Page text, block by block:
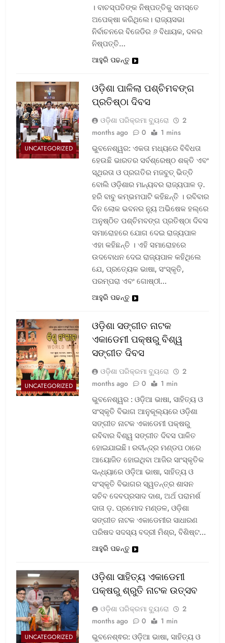
। ବାଚସ୍ପତିଙ୍କ ନିଷ୍ପତ୍ତିକୁ ସମସ୍ତେ
ଅପେକ୍ଷା କରିଥିଲେ। ରାଜ୍ୟସଭା
ନିର୍ବାଚନରେ ବିଜେଡିର ୬ ବିଧାୟକ, ଦଳର
ନିଷ୍ପତ୍ତି…
ଆହୁରି ପଢନ୍ତୁ
UNCATEGORIZED
ଓଡ଼ିଶା ପାଳିଲା ପଶ୍ଚିମବଙ୍ଗ
ପ୍ରତିଷ୍ଠା ଦିବସ
ଓଡ଼ିଶା ପରିକ୍ରମା ବ୍ୟୁରୋ
2
months ago
0 1 mins
ଭୁବନେଶ୍ୱର: ଏକତା ମଧ୍ୟରେ ବିବିଧତା
ହେଉଛି ଭାରତର ସର୍ବଶ୍ରେଷ୍ଠ ଶକ୍ତି ଏବଂ
ସ୍ଥିରତା ଓ ପ୍ରଗତିର ମଜବୁତ୍ ଭିତ୍ତି
ବୋଲି ଓଡ଼ିଶାର ମାନ୍ୟବର ରାଜ୍ୟପାଳ ଡ଼.
ହରି ବାବୁ କମ୍ଭମପାଟି କହିଛନ୍ତି । ରବିବାର
ଦିନ ଲୋକ ଭବନର ନ୍ୟୁ ଅଭିଷେକ ହଲ୍‌ରେ
ଅନୁଷ୍ଠିତ ପଶ୍ଚିମବଙ୍ଗ ପ୍ରତିଷ୍ଠା ଦିବସ
ସମାରୋହରେ ଯୋଗ ଦେଇ ରାଜ୍ୟପାଳ
ଏହା କହିଛନ୍ତି । ଏହି ସମାରୋହରେ
ଉଦବୋଧନ ଦେଇ ରାଜ୍ୟପାଳ କହିଥିଲେ
ଯେ, ପ୍ରତ୍ୟେକ ଭାଷା, ସଂସ୍କୃତି,
ପରମ୍ପରା ଏବଂ ଗୋଷ୍ଠୀ…
ଆହୁରି ପଢନ୍ତୁ
UNCATEGORIZED
ଓଡ଼ିଶା ସଙ୍ଗୀତ ନାଟକ
ଏକାଡେମୀ ପକ୍ଷରୁ ବିଶ୍ୱ
ସଙ୍ଗୀତ ଦିବସ
ଓଡ଼ିଶା ପରିକ୍ରମା ବ୍ୟୁରୋ
2
months ago
0 1 min
ଭୁବନେଶ୍ୱର : ଓଡ଼ିଆ ଭାଷା, ସାହିତ୍ୟ ଓ
ସଂସ୍କୃତି ବିଭାଗ ଆନୁକୂଲ୍ୟରେ ଓଡ଼ିଶା
ସଙ୍ଗୀତ ନାଟକ ଏକାଡେମୀ ପକ୍ଷରୁ
ରବିବାର ବିଶ୍ୱ ସଙ୍ଗୀତ ଦିବସ ପାଳିତ
ହୋଇଯାଇଛି। ରବୀନ୍ଦ୍ର ମଣ୍ଡପ ଠାରେ
ଆୟୋଜିତ ହୋଇଥିବା ଆଜିର ସାଂସ୍କୃତିକ
ସନ୍ଧ୍ୟାରେ ଓଡ଼ିଆ ଭାଷା, ସାହିତ୍ୟ ଓ
ସଂସ୍କୃତି ବିଭାଗର ସ୍ୱତନ୍ତ୍ର ଶାସନ
ସଚିବ ଦେବପ୍ରସାଦ ଦାଶ, ଅର୍ଥ ପରାମର୍ଶ
ଦାତା ଡ଼. ପ୍ରମୋଦ ମଣ୍ଡଳ, ଓଡ଼ିଶା
ସଙ୍ଗୀତ ନାଟକ ଏକାଡେମୀର ସାଧାରଣ
ପରିଷଦ ସଦସ୍ୟ ବଦ୍ରୀ ମିଶ୍ର, ବିଶିଷ୍ଟ…
ଆହୁରି ପଢନ୍ତୁ
UNCATEGORIZED
ଓଡ଼ିଶା ସାହିତ୍ୟ ଏକାଡେମୀ
ପକ୍ଷରୁ ଶ୍ରୁତି ନାଟକ ଉତ୍ସବ
ଓଡ଼ିଶା ପରିକ୍ରମା ବ୍ୟୁରୋ
2
months ago
0 1 min
ଭୁବନେଶ୍ଵର: ଓଡ଼ିଆ ଭାଷା, ସାହିତ୍ୟ ଓ